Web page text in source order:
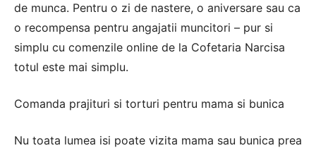
de munca. Pentru o zi de nastere, o aniversare sau ca
o recompensa pentru angajatii muncitori – pur si
simplu cu comenzile online de la Cofetaria Narcisa
totul este mai simplu.
Comanda prajituri si torturi pentru mama si bunica
Nu toata lumea isi poate vizita mama sau bunica prea